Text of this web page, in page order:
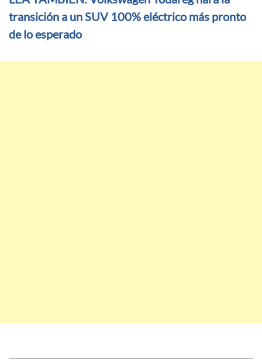
transición a un SUV 100% eléctrico más pronto
de lo esperado